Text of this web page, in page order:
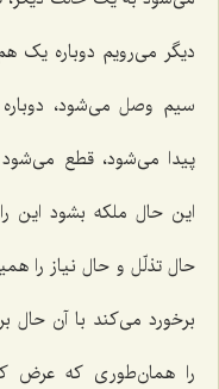
دیگر می‌رویم دوباره یک
سیم وصل می‌شود،
پیدا می‌شود، قطع
این حال ملکه بشود این
حال تذلّل و حال نیاز را
برخورد می‌کند با آن حال
را همان‌طوری که عرض